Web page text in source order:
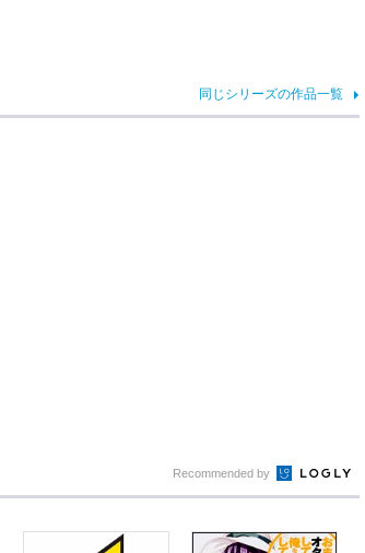
同じシリーズの作品一覧
Recommended by